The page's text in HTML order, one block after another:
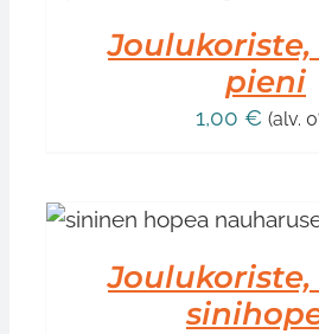
pieni
1,00 € (alv.